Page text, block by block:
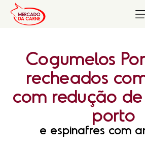
Cogumelos
recheados
com redução de
porto
e espinafres com